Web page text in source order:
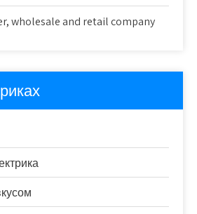
wholesale and retail company